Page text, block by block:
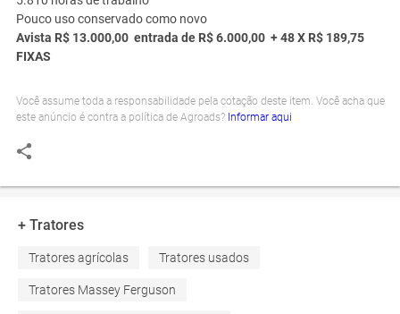
Pouco uso conservado como novo
Avista R$ 13.000,00 entrada de R$ 6.000,00 + 48 X R$ 189,75
FIXAS
Você assume toda a responsabilidade pela cotação deste item. Você acha que
este anúncio é contra a política de Agroads? Informar aqui
+ Tratores
Tratores agrícolas Tratores usados
Tratores Massey Ferguson